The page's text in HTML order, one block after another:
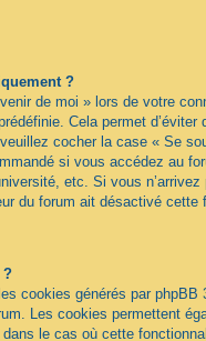
?
de moi » lors de votre
Cela permet
cocher la case « Se
si vous accédez au
etc. Si vous
du forum ait désactivé cette
?
cookies générés par phpBB
Les cookies permettent
le cas où cette